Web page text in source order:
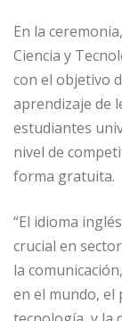
En la
Ciencia y
con el objetivo
aprendizaje de
estudiantes
nivel de
forma gratuita.
“El idioma
crucial en
la
en el mundo, el